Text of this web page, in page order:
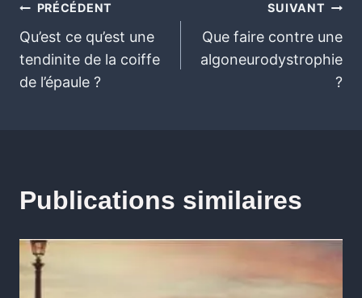
PRÉCÉDENT
Qu’est ce qu’est une
tendinite de la coiffe
de l’épaule ?
SUIVANT
Que faire contre une
algoneurodystrophie
?
Publications similaires